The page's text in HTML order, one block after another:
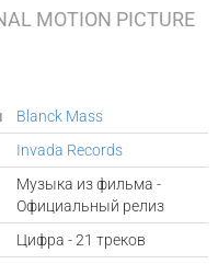
MOTION PICTURE
Blanck Mass
Invada Records
Музыка из фильма -
Официальный релиз
Цифра - 21 треков